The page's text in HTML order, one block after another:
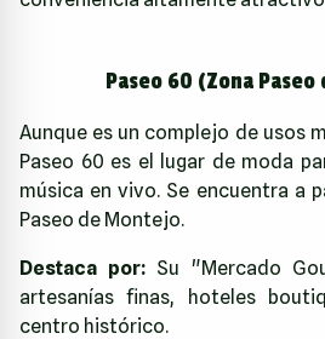
Paseo 60 (Zona
Aunque es un complejo de usos
Paseo 60 es el lugar de moda
música en vivo. Se encuentra a
Paseo de Montejo.
Destaca por: Su "Mercado
artesanías finas, hoteles
centro histórico.